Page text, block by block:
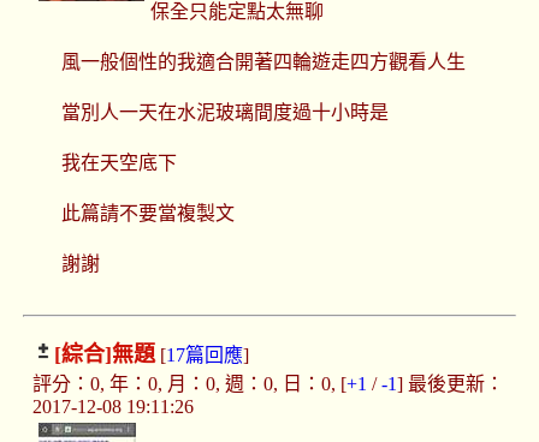
保全只能定點太無聊
風一般個性的我適合開著四輪遊走四方觀看人生
當別人一天在水泥玻璃間度過十小時是
我在天空底下
此篇請不要當複製文
謝謝
[綜合]無題[17篇回應]
評分：0, 年：0, 月：0, 週：0, 日：0, [+1 /-1] 最後更新：
2017-12-08 19:11:26